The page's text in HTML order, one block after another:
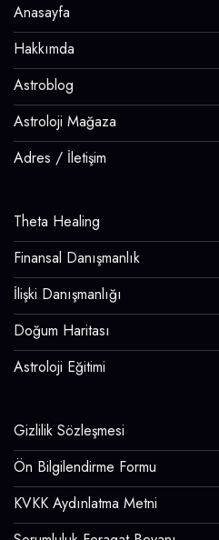
Anasayfa
Hakkımda
Astroblog
Astroloji Mağaza
Adres / İletişim
Theta Healing
Finansal Danışmanlık
İlişki Danışmanlığı
Doğum Haritası
Astroloji Eğitimi
Gizlilik Sözleşmesi
Ön Bilgilendirme Formu
KVKK Aydınlatma Metni